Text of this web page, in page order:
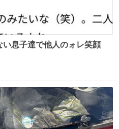
息子達で他人のォレ笑顔